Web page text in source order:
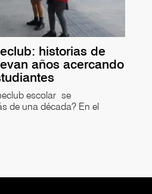
historias de
años acercando
escolar se
de una década? En el